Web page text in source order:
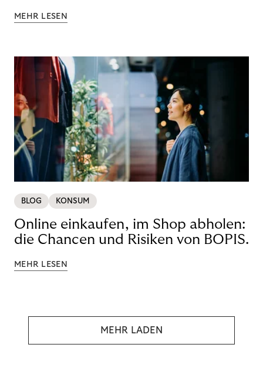
MEHR LESEN
BLOG KONSUM
Online einkaufen, im Shop abholen:
die Chancen und Risiken von BOPIS.
MEHR LESEN
MEHR LADEN